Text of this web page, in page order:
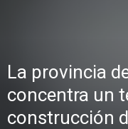
La provincia
concentra un
construcción